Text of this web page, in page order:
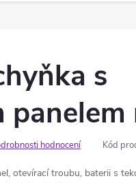
s
hodnocení Kód
otevírací troubu, baterii s